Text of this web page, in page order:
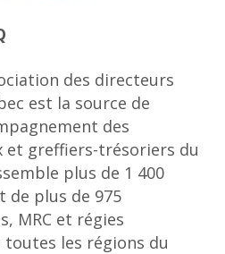
des directeurs
est la source de
des
et greffiers-trésoriers du
plus de 1 400
de plus de 975
MRC et régies
les régions du